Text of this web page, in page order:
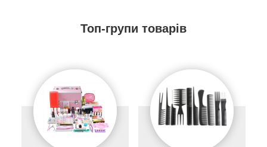
Топ-групи товарів